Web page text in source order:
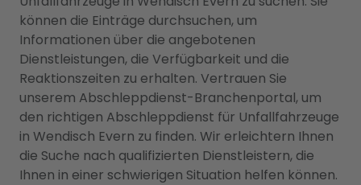
können die Einträge durchsuchen, um
Informationen über die angebotenen
Dienstleistungen, die Verfügbarkeit und die
Reaktionszeiten zu erhalten. Vertrauen Sie
unserem Abschleppdienst-Branchenportal, um
den richtigen Abschleppdienst für Unfallfahrzeuge
in Wendisch Evern zu finden. Wir erleichtern Ihnen
die Suche nach qualifizierten Dienstleistern, die
Ihnen in einer schwierigen Situation helfen können.